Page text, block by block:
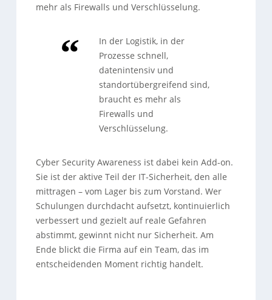
mehr als Firewalls und Verschlüsselung.
In der Logistik, in der
Prozesse schnell,
datenintensiv und
standortübergreifend sind,
braucht es mehr als
Firewalls und
Verschlüsselung.
Cyber Security Awareness ist dabei kein Add-on.
Sie ist der aktive Teil der IT-Sicherheit, den alle
mittragen – vom Lager bis zum Vorstand. Wer
Schulungen durchdacht aufsetzt, kontinuierlich
verbessert und gezielt auf reale Gefahren
abstimmt, gewinnt nicht nur Sicherheit. Am
Ende blickt die Firma auf ein Team, das im
entscheidenden Moment richtig handelt.